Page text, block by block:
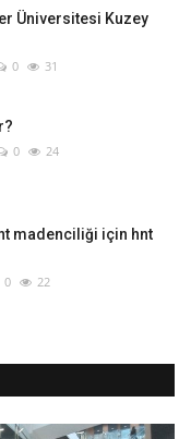
Üniversitesi Kuzey
0 31
0 24
madenciliği için hnt
0 22